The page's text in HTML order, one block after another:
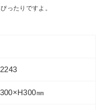
ったりですよ。
㎜